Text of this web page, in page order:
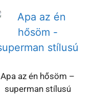
Apa az én hősöm –
superman stílusú